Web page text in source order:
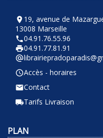
room 19, avenue de
13008 Marseille
phone04.91.76.55.96
local_printshop04.91.77.81.91
alternate_email
query_builderAccès - horaires
emailContact
local_shippingTarifs Livraison
PLAN